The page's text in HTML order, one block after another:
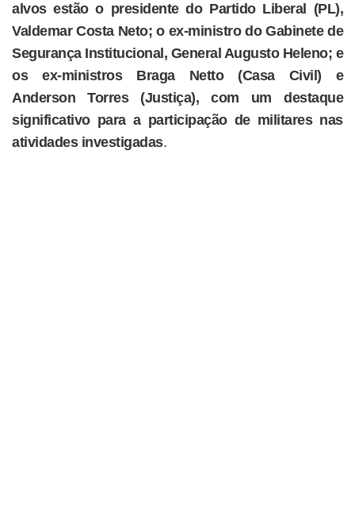
alvos estão o presidente do Partido Liberal (PL),
Valdemar Costa Neto; o ex-ministro do Gabinete de
Segurança Institucional, General Augusto Heleno; e
os ex-ministros Braga Netto (Casa Civil) e
Anderson Torres (Justiça), com um destaque
significativo para a participação de militares nas
atividades investigadas.